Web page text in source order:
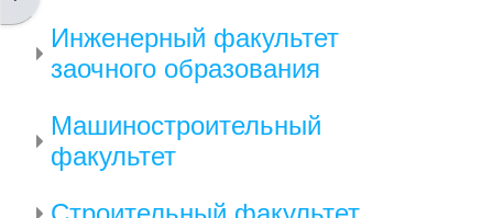
Инженерный факультет
заочного образования
Машиностроительный
факультет